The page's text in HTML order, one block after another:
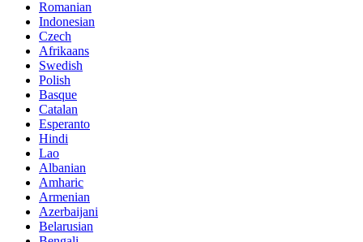
Romanian
Indonesian
Czech
Afrikaans
Swedish
Polish
Basque
Catalan
Esperanto
Hindi
Lao
Albanian
Amharic
Armenian
Azerbaijani
Belarusian